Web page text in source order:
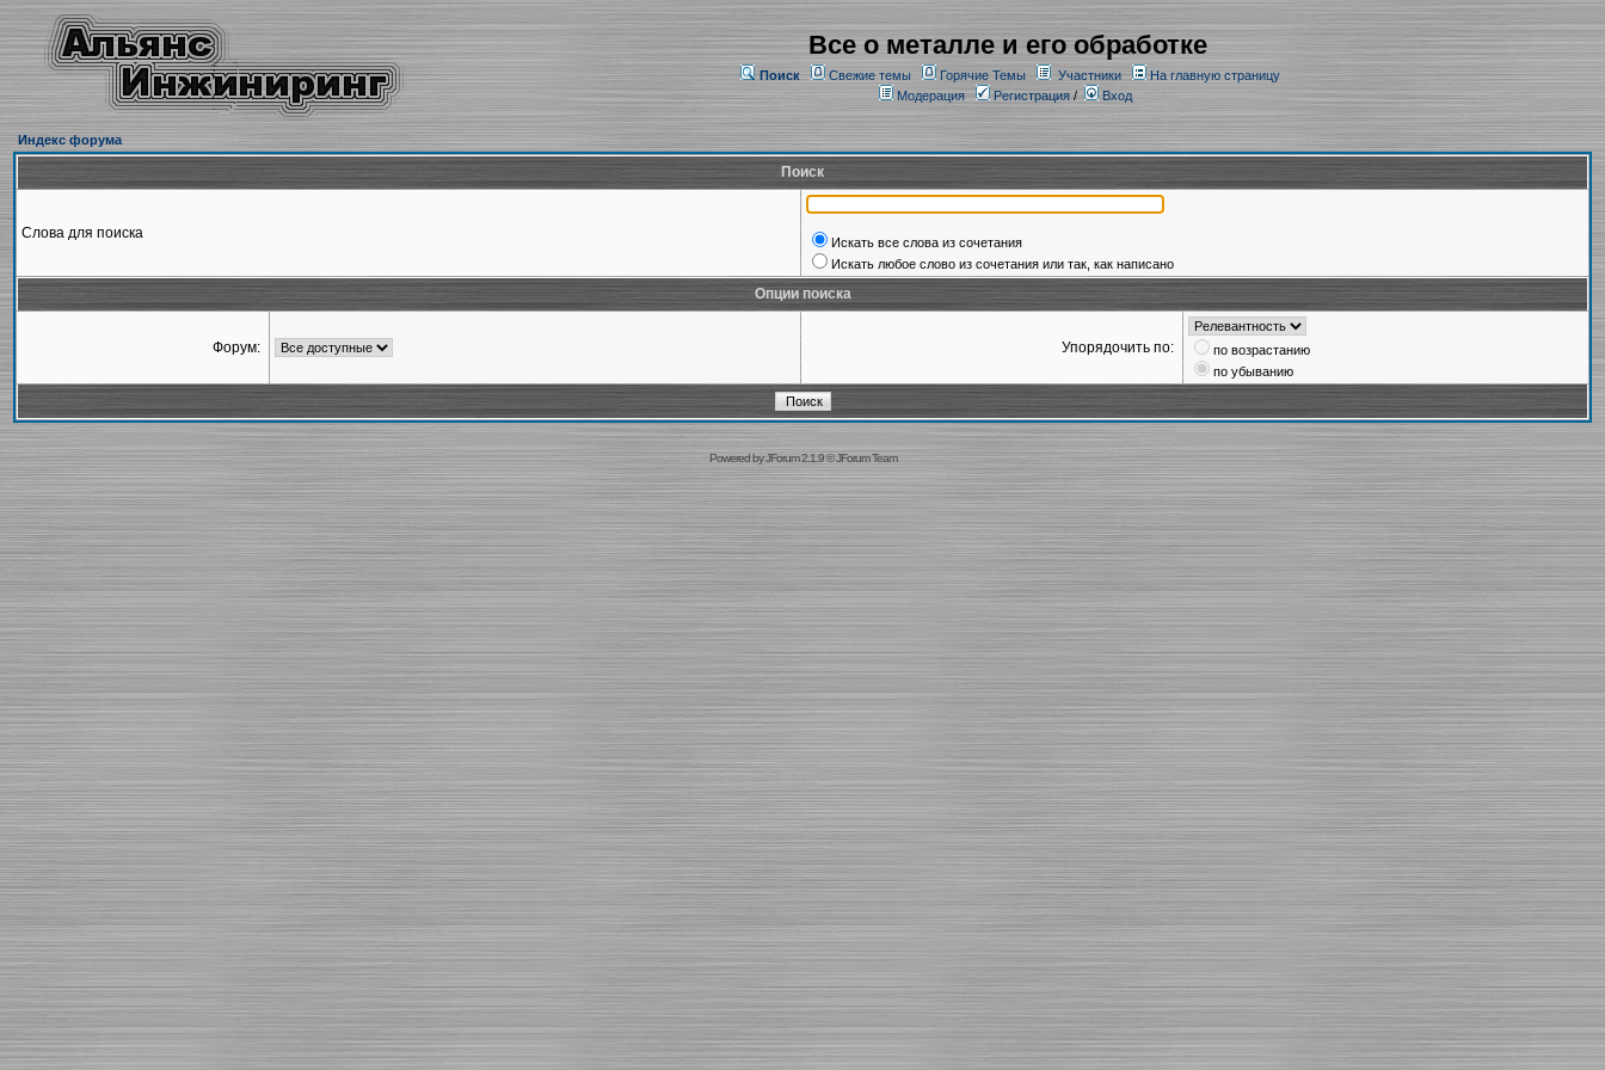
Все о металле и его обработке
Поиск Свежие темы Горячие Темы Участники
На главную страницу
Модерация
Регистрация/ Вход
Индекс форума
Поиск
Слова для поиска
Искать все слова из сочетания
Искать любое слово из сочетания или так, как написано
Опции поиска
Форум: Упорядочить по:
по возрастанию
по убыванию
Powered byJForum 2.1.9©JForum Team